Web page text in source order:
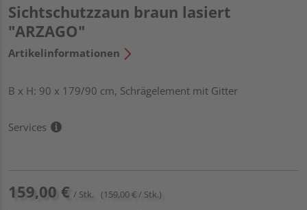
Sichtschutzzaun braun lasiert
"ARZAGO"
Artikelinformationen
B x H: 90 x 179/90 cm, Schrägelement mit Gitter
Services
159,00 € / Stk. (159,00 € / Stk.)